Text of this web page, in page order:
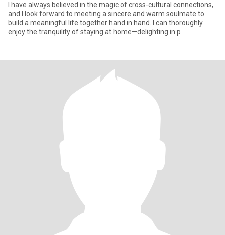
I have always believed in the magic of cross-cultural connections,
and I look forward to meeting a sincere and warm soulmate to
build a meaningful life together hand in hand. I can thoroughly
enjoy the tranquility of staying at home—delighting in p